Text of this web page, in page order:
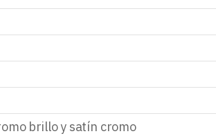
brillo y satín cromo